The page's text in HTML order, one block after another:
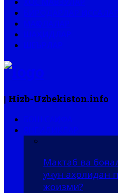
| Hizb-Uzbekiston.info
Мактаб ва
учун аҳолидан
жоизми?